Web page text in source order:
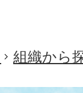
組織から